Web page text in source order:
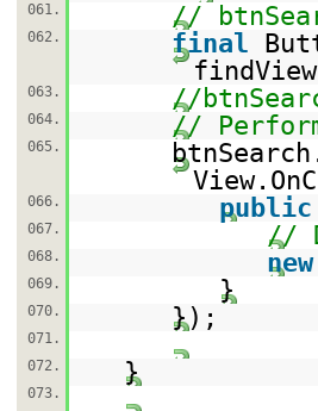
061.
//
062. final
063. //
064. //
065.
066. public
067. //
068. new
069. }
070. });
071.
072.
}
073.